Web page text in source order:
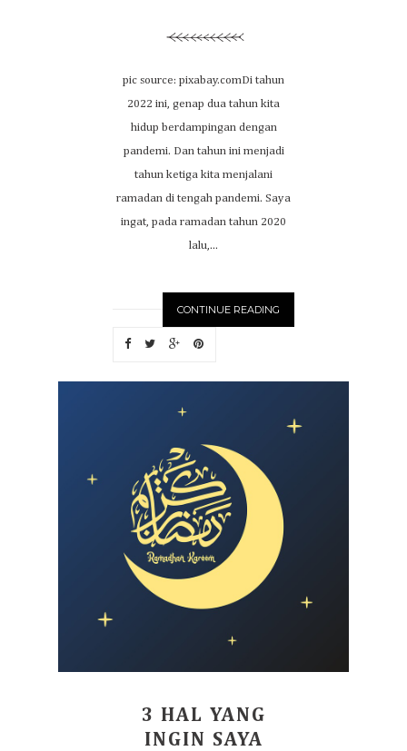
pic source: pixabay.comDi tahun
2022 ini, genap dua tahun kita
hidup berdampingan dengan
pandemi. Dan tahun ini menjadi
tahun ketiga kita menjalani
ramadan di tengah pandemi. Saya
ingat, pada ramadan tahun 2020
lalu,...
CONTINUE READING
3 HAL YANG
INGIN SAYA